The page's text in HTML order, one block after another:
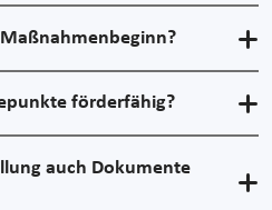
förderfähig?
auch Dokumente